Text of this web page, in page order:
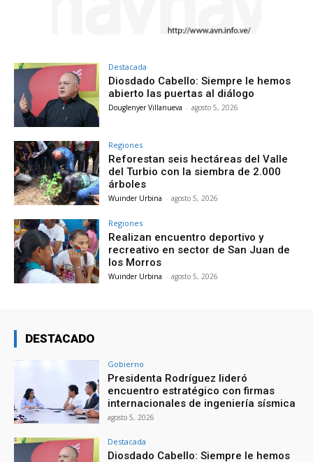
Destacada
Diosdado Cabello: Siempre le hemos
abierto las puertas al diálogo
Douglenyer Villanueva - agosto 5, 2026
Regiones
Reforestan seis hectáreas del Valle
del Turbio con la siembra de 2.000
árboles
Wuinder Urbina - agosto 5, 2026
Regiones
Realizan encuentro deportivo y
recreativo en sector de San Juan de
los Morros
Wuinder Urbina - agosto 5, 2026
DESTACADO
Gobierno
Presidenta Rodríguez lideró
encuentro estratégico con firmas
internacionales de ingeniería sísmica
agosto 5, 2026
Destacada
Diosdado Cabello: Siempre le hemos